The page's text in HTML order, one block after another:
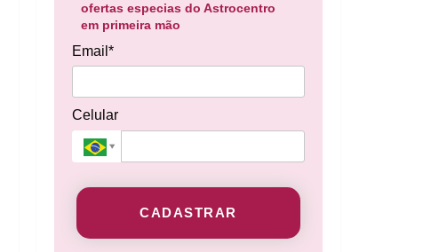
ofertas especias do Astrocentro
em primeira mão
Email*
Celular
CADASTRAR